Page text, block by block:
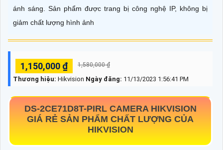
ánh sáng. Sản phẩm được trang bị công nghệ IP, không bị
giảm chất lượng hình ảnh
1,150,000 ₫ 1,580,000 ₫
Thương hiệu: Hikvision Ngày đăng: 11/13/2023 1:56:41 PM
DS-2CE71D8T-PIRL CAMERA HIKVISION
GIÁ RẺ SẢN PHẨM CHẤT LƯỢNG CỦA
HIKVISION